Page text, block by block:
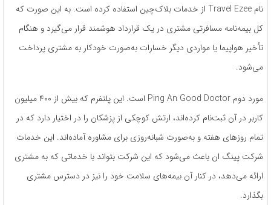
نام Travel Ezee از خدمات بلاک‌چین استفاده کرده است. به این صورت که
کل بیمه‌نامه مسافرتی مشتری در یک قرارداد هوشمند قرار می‌گیرد و هنگام
تأخیر هواپیما یا مواردی دیگر خسارات به‌صورت خودکار به مشتری پرداخت
می‌شود.
مورد دوم Ping An Good Doctor است. این پلتفرم که بیش از ۴۰۰ میلیون
کاربر در آن ثبت‌نام کرده‌اند، ارتش کوچکی از پزشکان را در اختیار دارد که در
تمام روزهای هفته و به‌صورت شبانه‌روزی برای مشاوره آماده‌اند. این خدمات
شرکت پینگ ان باعث می‌شود که این شرکت بتواند با خدماتی که به مشتری
ارائه می‌دهد، در کنار آن بیمه‌های سلامت خود را نیز در دسترس مشتری
بگذارد.